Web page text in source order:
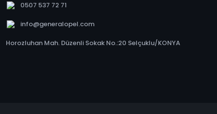
0507 537 72 71
info@generalopel.com
Horozluhan Mah. Düzenli Sokak No.:20 Selçuklu/KONYA